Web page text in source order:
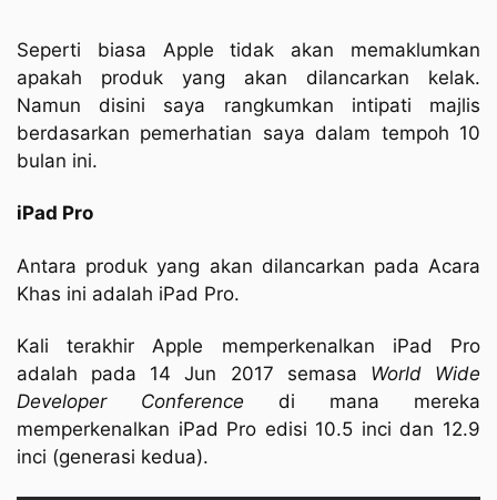
Seperti biasa Apple tidak akan memaklumkan
apakah produk yang akan dilancarkan kelak.
Namun disini saya rangkumkan intipati majlis
berdasarkan pemerhatian saya dalam tempoh 10
bulan ini.
iPad Pro
Antara produk yang akan dilancarkan pada Acara
Khas ini adalah iPad Pro.
Kali terakhir Apple memperkenalkan iPad Pro
adalah pada 14 Jun 2017 semasa World Wide
Developer Conference di mana mereka
memperkenalkan iPad Pro edisi 10.5 inci dan 12.9
inci (generasi kedua).